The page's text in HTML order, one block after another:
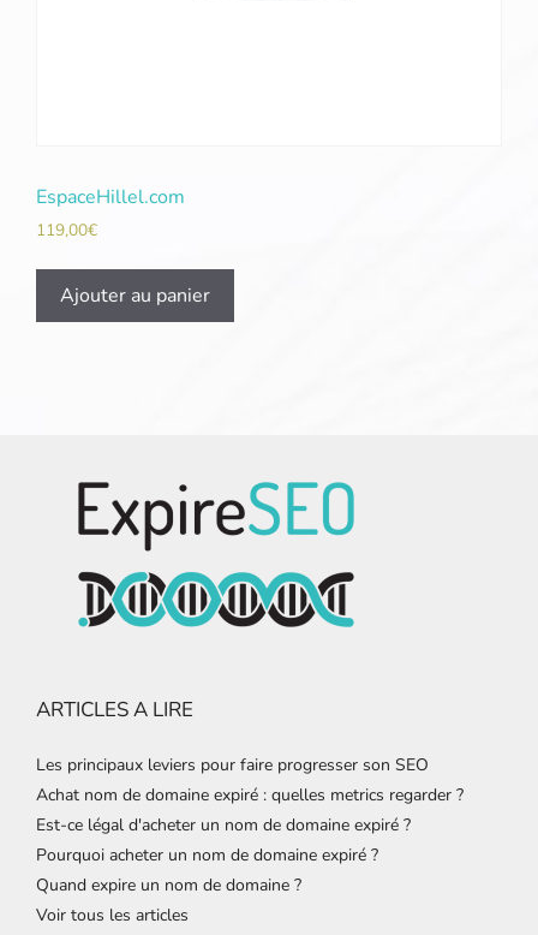
EspaceHillel.com
119,00€
Ajouter au panier
ARTICLES A LIRE
Les principaux leviers pour faire progresser son SEO
Achat nom de domaine expiré : quelles metrics regarder ?
Est-ce légal d'acheter un nom de domaine expiré ?
Pourquoi acheter un nom de domaine expiré ?
Quand expire un nom de domaine ?
Voir tous les articles